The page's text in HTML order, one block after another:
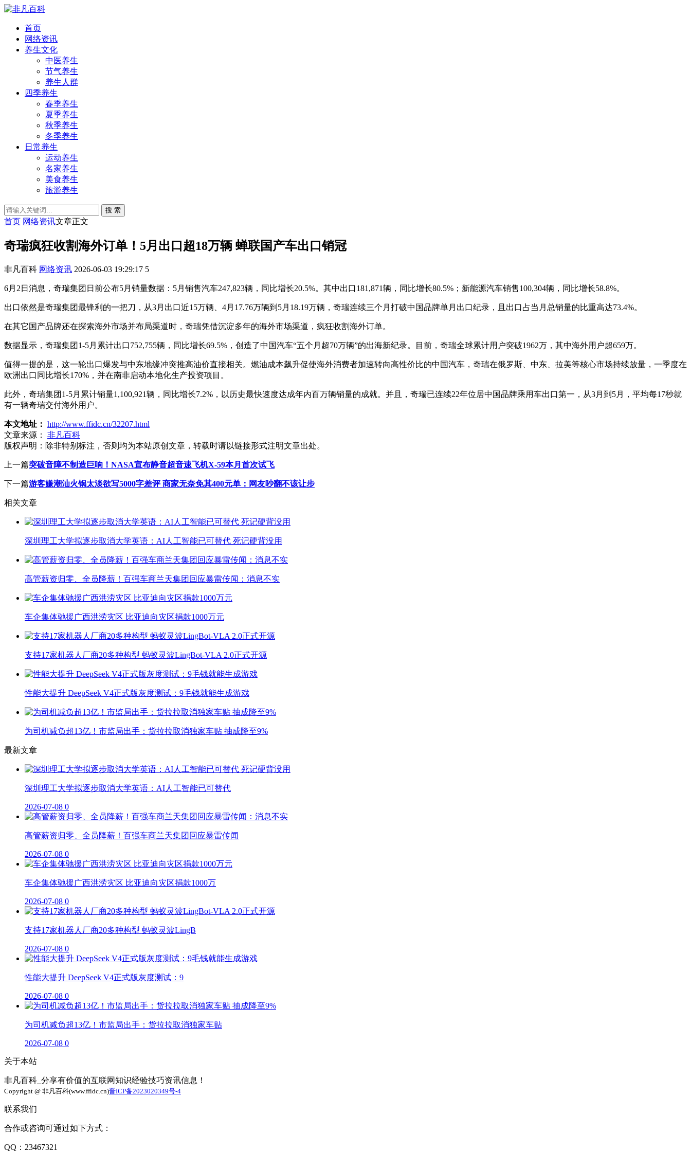
首页
网络资讯
养生文化
中医养生
节气养生
养生人群
四季养生
春季养生
夏季养生
秋季养生
冬季养生
日常养生
运动养生
名家养生
美食养生
旅游养生
搜 索
首页 网络资讯文章正文
奇瑞疯狂收割海外订单！5月出口超18万辆 蝉联国产车出口销冠
非凡百科 网络资讯 2026-06-03 19:29:17 5
6月2日消息，奇瑞集团日前公布5月销量数据：5月销售汽车247,823辆，同比增长20.5%。其中出口181,871辆，同比增长80.5%；新能源汽车销售100,304辆，同比增长58.8%。
出口依然是奇瑞集团最锋利的一把刀，从3月出口近15万辆、4月17.76万辆到5月18.19万辆，奇瑞连续三个月打破中国品牌单月出口纪录，且出口占当月总销量的比重高达73.4%。
在其它国产品牌还在探索海外市场并布局渠道时，奇瑞凭借沉淀多年的海外市场渠道，疯狂收割海外订单。
数据显示，奇瑞集团1-5月累计出口752,755辆，同比增长69.5%，创造了中国汽车“五个月超70万辆”的出海新纪录。目前，奇瑞全球累计用户突破1962万，其中海外用户超659万。
值得一提的是，这一轮出口爆发与中东地缘冲突推高油价直接相关。燃油成本飙升促使海外消费者加速转向高性价比的中国汽车，奇瑞在俄罗斯、中东、拉美等核心市场持续放量，一季度在
欧洲出口同比增长170%，并在南非启动本地化生产投资项目。
此外，奇瑞集团1-5月累计销量1,100,921辆，同比增长7.2%，以历史最快速度达成年内百万辆销量的成就。并且，奇瑞已连续22年位居中国品牌乘用车出口第一，从3月到5月，平均每17秒就
有一辆奇瑞交付海外用户。
本文地址： http://www.ffidc.cn/32207.html
文章来源：
非凡百科
版权声明： 除非特别标注，否则均为本站原创文章，转载时请以链接形式注明文章出处。
上一篇突破音障不制造巨响！NASA宣布静音超音速飞机X-59本月首次试飞
下一篇游客嫌潮汕火锅太淡欲写5000字差评 商家无奈免其400元单：网友吵翻不该让步
相关文章
深圳理工大学拟逐步取消大学英语：AI人工智能已可替代 死记硬背没用
高管薪资归零、全员降薪！百强车商兰天集团回应暴雷传闻：消息不实
车企集体驰援广西洪涝灾区 比亚迪向灾区捐款1000万元
支持17家机器人厂商20多种构型 蚂蚁灵波LingBot-VLA 2.0正式开源
性能大提升 DeepSeek V4正式版灰度测试：9毛钱就能生成游戏
为司机减负超13亿！市监局出手：货拉拉取消独家车贴 抽成降至9%
最新文章
深圳理工大学拟逐步取消大学英语：AI人工智能已可替代
2026-07-08 0
高管薪资归零、全员降薪！百强车商兰天集团回应暴雷传闻
2026-07-08 0
车企集体驰援广西洪涝灾区 比亚迪向灾区捐款1000万
2026-07-08 0
支持17家机器人厂商20多种构型 蚂蚁灵波LingB
2026-07-08 0
性能大提升 DeepSeek V4正式版灰度测试：9
2026-07-08 0
为司机减负超13亿！市监局出手：货拉拉取消独家车贴
2026-07-08 0
关于本站
非凡百科_分享有价值的互联网知识经验技巧资讯信息！
Copyright @ 非凡百科(www.ffidc.cn)晋ICP备2023020349号-4
联系我们
合作或咨询可通过如下方式：
QQ：23467321